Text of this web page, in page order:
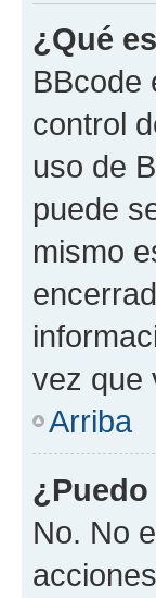
¿Qué
BBcode
control
uso de
puede
mismo
vez que
Arriba
¿Puedo
No. No